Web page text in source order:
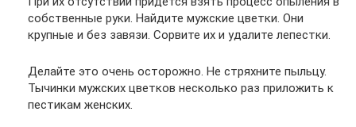
собственные руки. Найдите мужские цветки. Они
крупные и без завязи. Сорвите их и удалите лепестки.
Делайте это очень осторожно. Не стряхните пыльцу.
Тычинки мужских цветков несколько раз приложить к
пестикам женских.